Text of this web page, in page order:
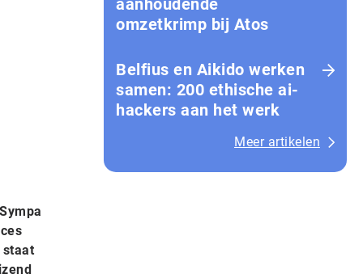
staat
aanhoudende
omzetkrimp bij Atos
Belfius en Aikido werken
samen: 200 ethische ai-
hackers aan het werk
Meer artikelen